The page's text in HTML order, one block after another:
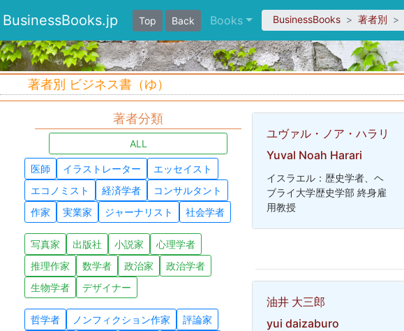
BusinessBooks.jp Top Back Books BusinessBooks 著者別
著者別 ビジネス書（ゆ）
著者分類
ALL
医師 イラストレーター
エッセイスト
エコノミスト
経済学者
コンサルタント
作家
実業家 ジャーナリスト 社会学者
写真家 出版社 小説家
心理学者
推理作家
数学者 政治家
政治学者
生物学者
デザイナー
哲学者 ノンフィクション作家
評論家
ユヴァル・ノア・ハラリ
Yuval Noah Harari
イスラエル：歴史学者、ヘ
ブライ大学歴史学部 終身雇
用教授
油井 大三郎
yui daizaburo